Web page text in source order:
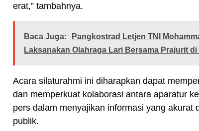
erat,” tambahnya.
Baca Juga:
Pangkostrad Letjen TNI
Laksanakan Olahraga Lari Bersama Prajurit di
Acara silaturahmi ini diharapkan dapat
dan memperkuat kolaborasi antara aparatur
pers dalam menyajikan informasi yang akurat
publik.